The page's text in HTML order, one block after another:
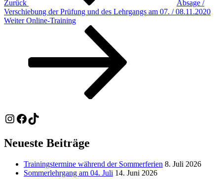
Zurück
Absage /
Verschiebung der Prüfung und des Lehrgangs am 07. / 08.11.2020
Nächster
Weiter Online-Training
Instagram
Facebook
TikTok
Neueste Beiträge
Trainingstermine während der Sommerferien 8. Juli 2026
Sommerlehrgang am 04. Juli 14. Juni 2026